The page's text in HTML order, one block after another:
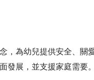
，為幼兒提供安全、關
發展，並支援家庭需要